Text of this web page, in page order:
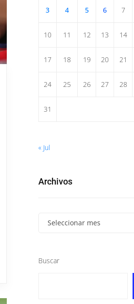
3 4 5 6 7
10 11 12 13 14
17 18 19 20 21
24 25 26 27 28
31
« Jul
Archivos
Seleccionar mes
Buscar